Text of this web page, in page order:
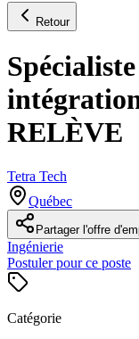
Retour
RELÈVE
Tetra Tech
Québec
Partager l'offre
Ingénierie
Postuler pour ce poste
Catégorie